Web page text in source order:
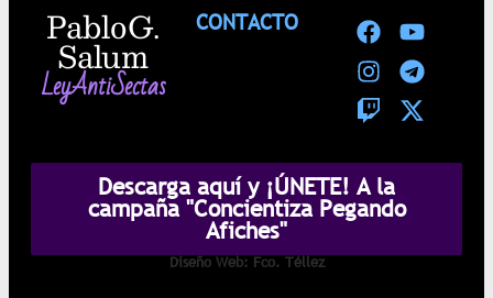
CONTACTO
Pablo G.
Salum
LeyAntiSectas
Descarga aquí y ¡ÚNETE! A la
campaña "Concientiza Pegando
Afiches"
Diseño Web: Fco. Téllez